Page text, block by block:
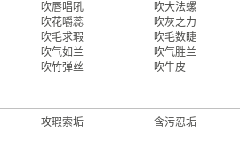
吹唇唱吼
吹大法螺
吹花嚼蕊
吹灰之力
吹毛求瑕
吹毛数睫
吹气如兰
吹气胜兰
吹竹弹丝 吹牛皮
攻瑕索垢
含污忍垢